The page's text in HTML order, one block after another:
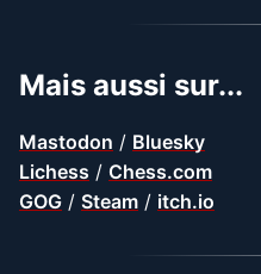
Mais aussi sur...
Mastodon / Bluesky
Lichess / Chess.com
GOG / Steam / itch.io